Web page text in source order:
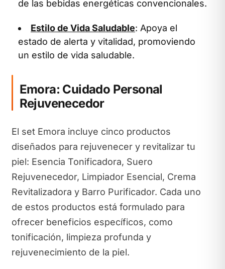
de las bebidas energéticas convencionales.
Estilo de Vida Saludable: Apoya el
estado de alerta y vitalidad, promoviendo
un estilo de vida saludable.
Emora: Cuidado Personal
Rejuvenecedor
El set Emora incluye cinco productos
diseñados para rejuvenecer y revitalizar tu
piel: Esencia Tonificadora, Suero
Rejuvenecedor, Limpiador Esencial, Crema
Revitalizadora y Barro Purificador. Cada uno
de estos productos está formulado para
ofrecer beneficios específicos, como
tonificación, limpieza profunda y
rejuvenecimiento de la piel.